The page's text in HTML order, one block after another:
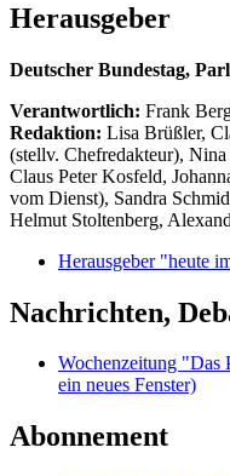
Herausgeber
Deutscher Bundestag,
Verantwortlich: Frank
Redaktion: Lisa Brüßler,
(stellv. Chefredakteur),
Claus Peter Kosfeld,
vom Dienst), Sandra
Helmut Stoltenberg,
Herausgeber "heute
Nachrichten,
Wochenzeitung "Das
ein neues Fenster)
Abonnement